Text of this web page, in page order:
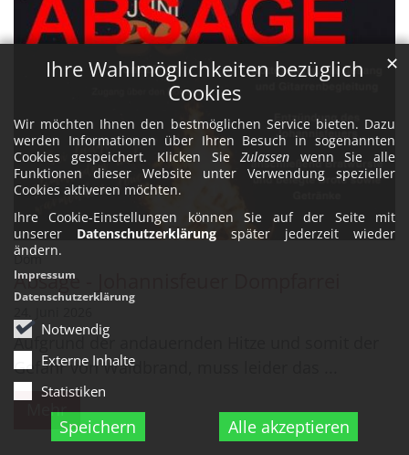
Ihre Wahlmöglichkeiten bezüglich
Cookies
Wir möchten Ihnen den bestmöglichen Service bieten. Dazu
werden Informationen über Ihren Besuch in sogenannten
Cookies gespeichert. Klicken SieZulassen wenn Sie alle
Funktionen dieser Website unter Verwendung spezieller
Cookies aktiveren möchten.
Ihre Cookie-Einstellungen können Sie auf der Seite mit
unserer Datenschutzerklärung später jederzeit wieder
ändern.
Notwendig
Externe Inhalte
Statistiken
Speichern Alle akzeptieren
✕
Impressum
Datenschutzerklärung
Dom:
Absage - Johannisfeuer Dompfarrei
Aufgrund der andauernden Hitze und somit der
Gefahr von Waldbrand, muss leider das ...
Mehr